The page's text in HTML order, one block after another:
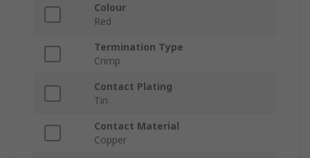
Colour
Red
Termination Type
Crimp
Contact Plating
Tin
Contact Material
Copper